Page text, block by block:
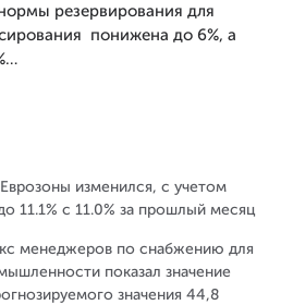
резервирования для
понижена до 6%, а
изменился, с учетом
11.1% с 11.0% за прошлый месяц
менеджеров по снабжению для
показал значение
значения 44,8